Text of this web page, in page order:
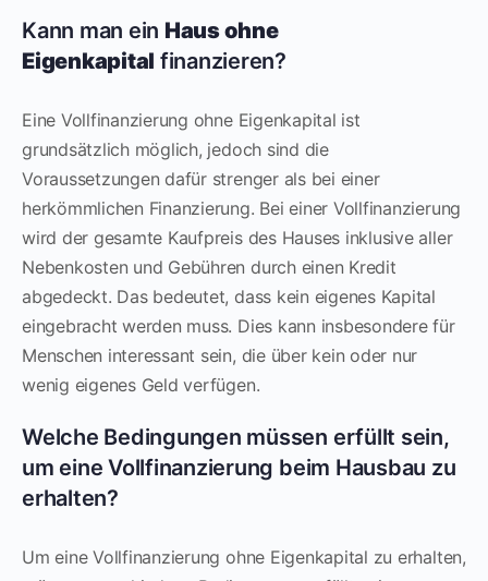
Kann man ein Haus ohne
Eigenkapital finanzieren?
Eine Vollfinanzierung ohne Eigenkapital ist
grundsätzlich möglich, jedoch sind die
Voraussetzungen dafür strenger als bei einer
herkömmlichen Finanzierung. Bei einer Vollfinanzierung
wird der gesamte Kaufpreis des Hauses inklusive aller
Nebenkosten und Gebühren durch einen Kredit
abgedeckt. Das bedeutet, dass kein eigenes Kapital
eingebracht werden muss. Dies kann insbesondere für
Menschen interessant sein, die über kein oder nur
wenig eigenes Geld verfügen.
Welche Bedingungen müssen erfüllt sein,
um eine Vollfinanzierung beim Hausbau zu
erhalten?
Um eine Vollfinanzierung ohne Eigenkapital zu erhalten,